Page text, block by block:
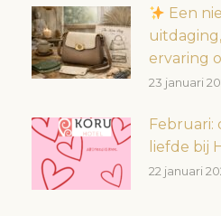
Een
ervaring
23 januari
Februari:
liefde bij
22 januari